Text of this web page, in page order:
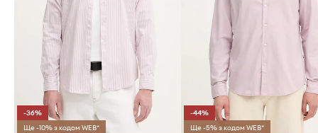
-36%
Ще -10% з кодом WEB*
-44%
Ще -5% з кодом WEB*